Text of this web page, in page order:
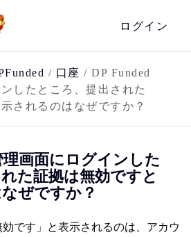
ログイン
/ 口座 / DP Funded
したところ、提出された
されるのはなぜですか？
画面にログインした
た証拠は無効ですと
ぜですか？
効です」と表示されるのは、アカウ